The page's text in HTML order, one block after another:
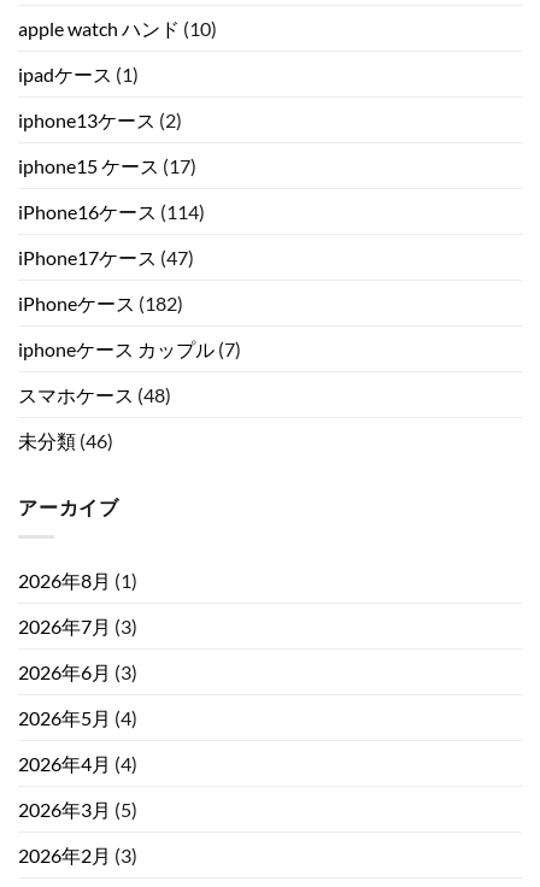
apple watch ハンド (10)
ipadケース (1)
iphone13ケース (2)
iphone15 ケース (17)
iPhone16ケース (114)
iPhone17ケース (47)
iPhoneケース (182)
iphoneケース カップル (7)
スマホケース (48)
未分類 (46)
アーカイブ
2026年8月 (1)
2026年7月 (3)
2026年6月 (3)
2026年5月 (4)
2026年4月 (4)
2026年3月 (5)
2026年2月 (3)